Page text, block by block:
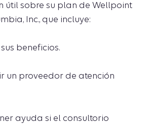
útil sobre su plan de Wellpoint
Inc., que incluye:
beneficios.
un proveedor de atención
ayuda si el consultorio